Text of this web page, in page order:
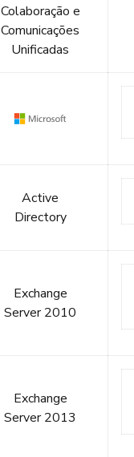
Colaboração e
Comunicações
Unificadas
Active
Directory
Exchange
Server 2010
Exchange
Server 2013